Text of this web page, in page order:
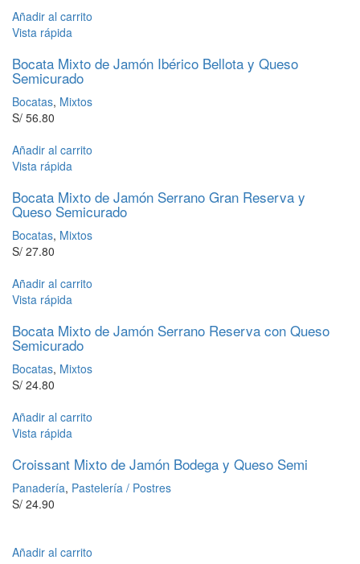
Añadir al carrito
Vista rápida
Bocata Mixto de Jamón Ibérico Bellota y Queso
Semicurado
Bocatas, Mixtos
S/ 56.80
Añadir al carrito
Vista rápida
Bocata Mixto de Jamón Serrano Gran Reserva y
Queso Semicurado
Bocatas, Mixtos
S/ 27.80
Añadir al carrito
Vista rápida
Bocata Mixto de Jamón Serrano Reserva con Queso
Semicurado
Bocatas, Mixtos
S/ 24.80
Añadir al carrito
Vista rápida
Croissant Mixto de Jamón Bodega y Queso Semi
Panadería, Pastelería / Postres
S/ 24.90
Añadir al carrito